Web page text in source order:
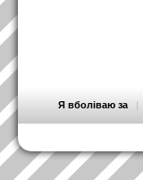
Я вболіваю за |